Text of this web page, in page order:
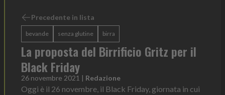
Precedente in lista
bevande senza glutine birra
La proposta del Birrificio Gritz per il
Black Friday
26 novembre 2021 | Redazione
Oggi è il 26 novembre, il Black Friday, giornata in cui